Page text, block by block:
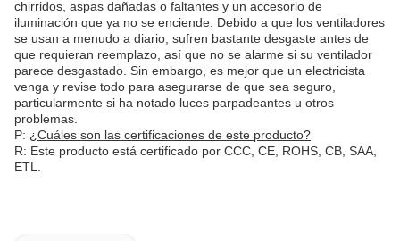
chirridos, aspas dañadas o faltantes y un accesorio de
iluminación que ya no se enciende. Debido a que los ventiladores
se usan a menudo a diario, sufren bastante desgaste antes de
que requieran reemplazo, así que no se alarme si su ventilador
parece desgastado. Sin embargo, es mejor que un electricista
venga y revise todo para asegurarse de que sea seguro,
particularmente si ha notado luces parpadeantes u otros
problemas.
P: ¿Cuáles son las certificaciones de este producto?
R: Este producto está certificado por CCC, CE, ROHS, CB, SAA,
ETL.